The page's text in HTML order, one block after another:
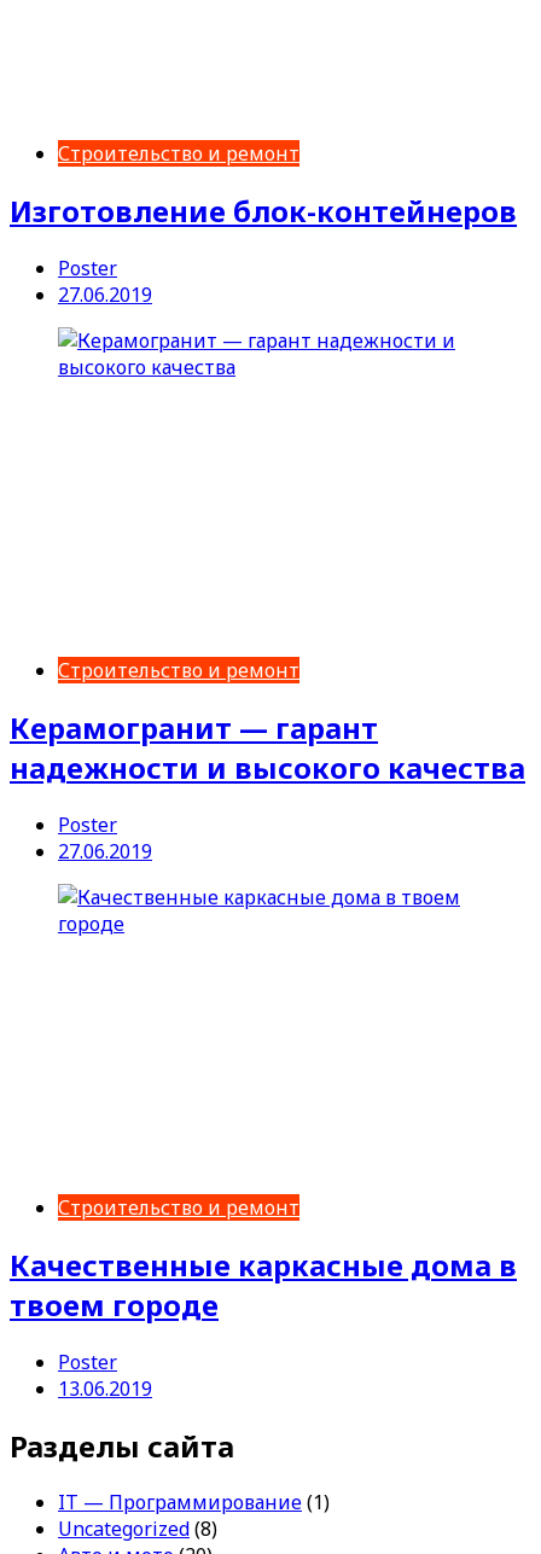
Строительство и ремонт
Изготовление блок-контейнеров
Poster
27.06.2019
Строительство и ремонт
Керамогранит — гарант
надежности и высокого качества
Poster
27.06.2019
Строительство и ремонт
Качественные каркасные дома в
твоем городе
Poster
13.06.2019
Разделы сайта
IT — Программирование(1)
Uncategorized(8)